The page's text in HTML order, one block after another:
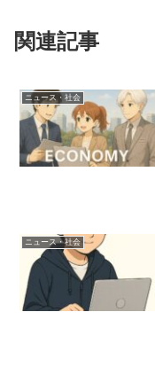
関連記事
ニュース・社会
ニュース・社会